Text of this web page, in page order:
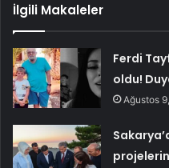
İlgili Makaleler
Ferdi
oldu!
Ağustos